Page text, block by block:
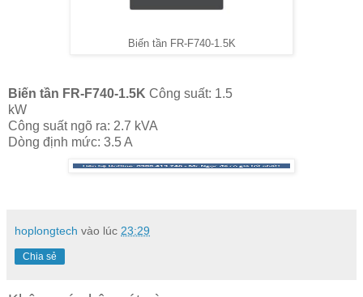
Biến tần FR-F740-1.5K
Biến tần FR-F740-1.5K Công suất: 1.5
kW
Công suất ngõ ra: 2.7 kVA
Dòng định mức: 3.5 A
hoplongtech vào lúc 23:29
Chia sẻ